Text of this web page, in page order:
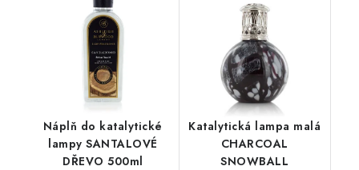
Náplň do katalytické
lampy SANTALOVÉ
DŘEVO 500ml
Katalytická lampa malá
CHARCOAL
SNOWBALL